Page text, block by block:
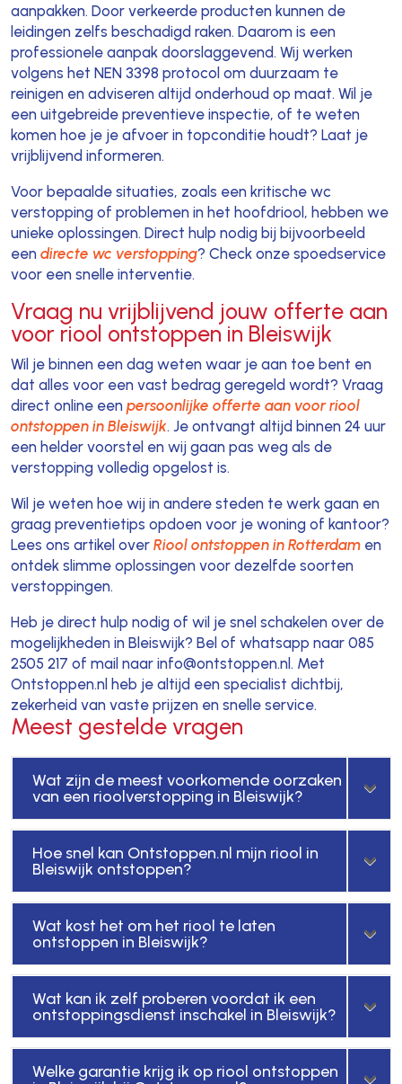
aanpakken. Door verkeerde producten kunnen de
leidingen zelfs beschadigd raken. Daarom is een
professionele aanpak doorslaggevend. Wij werken
volgens het NEN 3398 protocol om duurzaam te
reinigen en adviseren altijd onderhoud op maat. Wil je
een uitgebreide preventieve inspectie, of te weten
komen hoe je je afvoer in topconditie houdt? Laat je
vrijblijvend informeren.
Voor bepaalde situaties, zoals een kritische wc
verstopping of problemen in het hoofdriool, hebben we
unieke oplossingen. Direct hulp nodig bij bijvoorbeeld
een directe wc verstopping? Check onze spoedservice
voor een snelle interventie.
Vraag nu vrijblijvend jouw offerte aan
voor riool ontstoppen in Bleiswijk
Wil je binnen een dag weten waar je aan toe bent en
dat alles voor een vast bedrag geregeld wordt? Vraag
direct online een persoonlijke offerte aan voor riool
ontstoppen in Bleiswijk. Je ontvangt altijd binnen 24 uur
een helder voorstel en wij gaan pas weg als de
verstopping volledig opgelost is.
Wil je weten hoe wij in andere steden te werk gaan en
graag preventietips opdoen voor je woning of kantoor?
Lees ons artikel over Riool ontstoppen in Rotterdamen
ontdek slimme oplossingen voor dezelfde soorten
verstoppingen.
Heb je direct hulp nodig of wil je snel schakelen over de
mogelijkheden in Bleiswijk? Bel of whatsapp naar 085
2505 217 of mail naar info@ontstoppen.nl. Met
Ontstoppen.nl heb je altijd een specialist dichtbij,
zekerheid van vaste prijzen en snelle service.
Meest gestelde vragen
Wat zijn de meest voorkomende oorzaken
van een rioolverstopping in Bleiswijk?
Hoe snel kan Ontstoppen.nl mijn riool in
Bleiswijk ontstoppen?
Wat kost het om het riool te laten
ontstoppen in Bleiswijk?
Wat kan ik zelf proberen voordat ik een
ontstoppingsdienst inschakel in Bleiswijk?
Welke garantie krijg ik op riool ontstoppen